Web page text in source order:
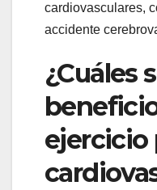
cardiovasculares,
accidente
¿Cuáles
ejercicio